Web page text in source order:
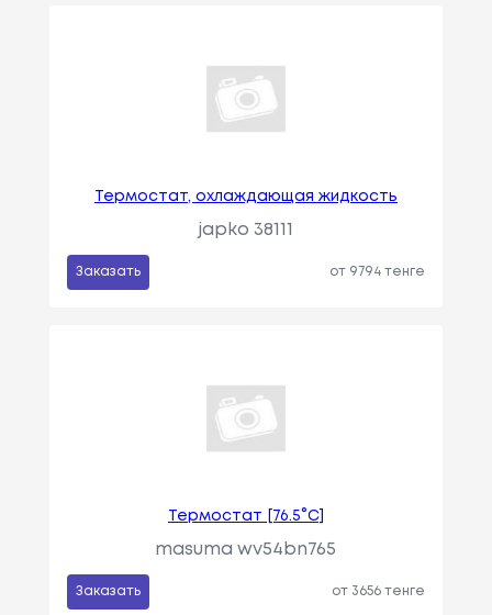
Термостат, охлаждающая жидкость
japko 38111
Заказать от 9794 тенге
Термостат [76.5°C]
masuma wv54bn765
Заказать от 3656 тенге